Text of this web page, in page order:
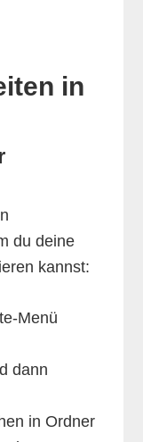
in
du deine
kannst:
Menü
dann
in Ordner